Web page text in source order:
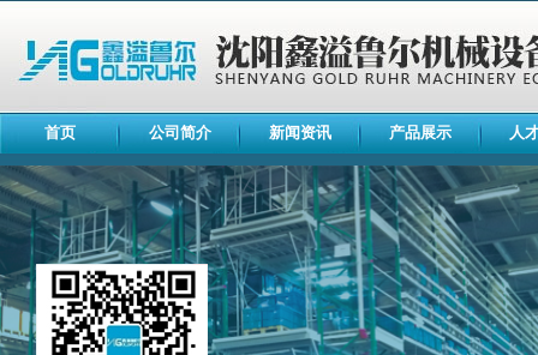
首页 公司简介 新闻资讯 产品展示 人